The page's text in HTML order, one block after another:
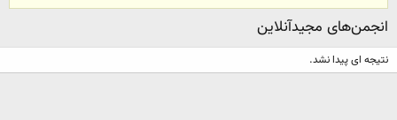
انجمن‌های مجیدآنلاین
نتیجه ای پیدا نشد.